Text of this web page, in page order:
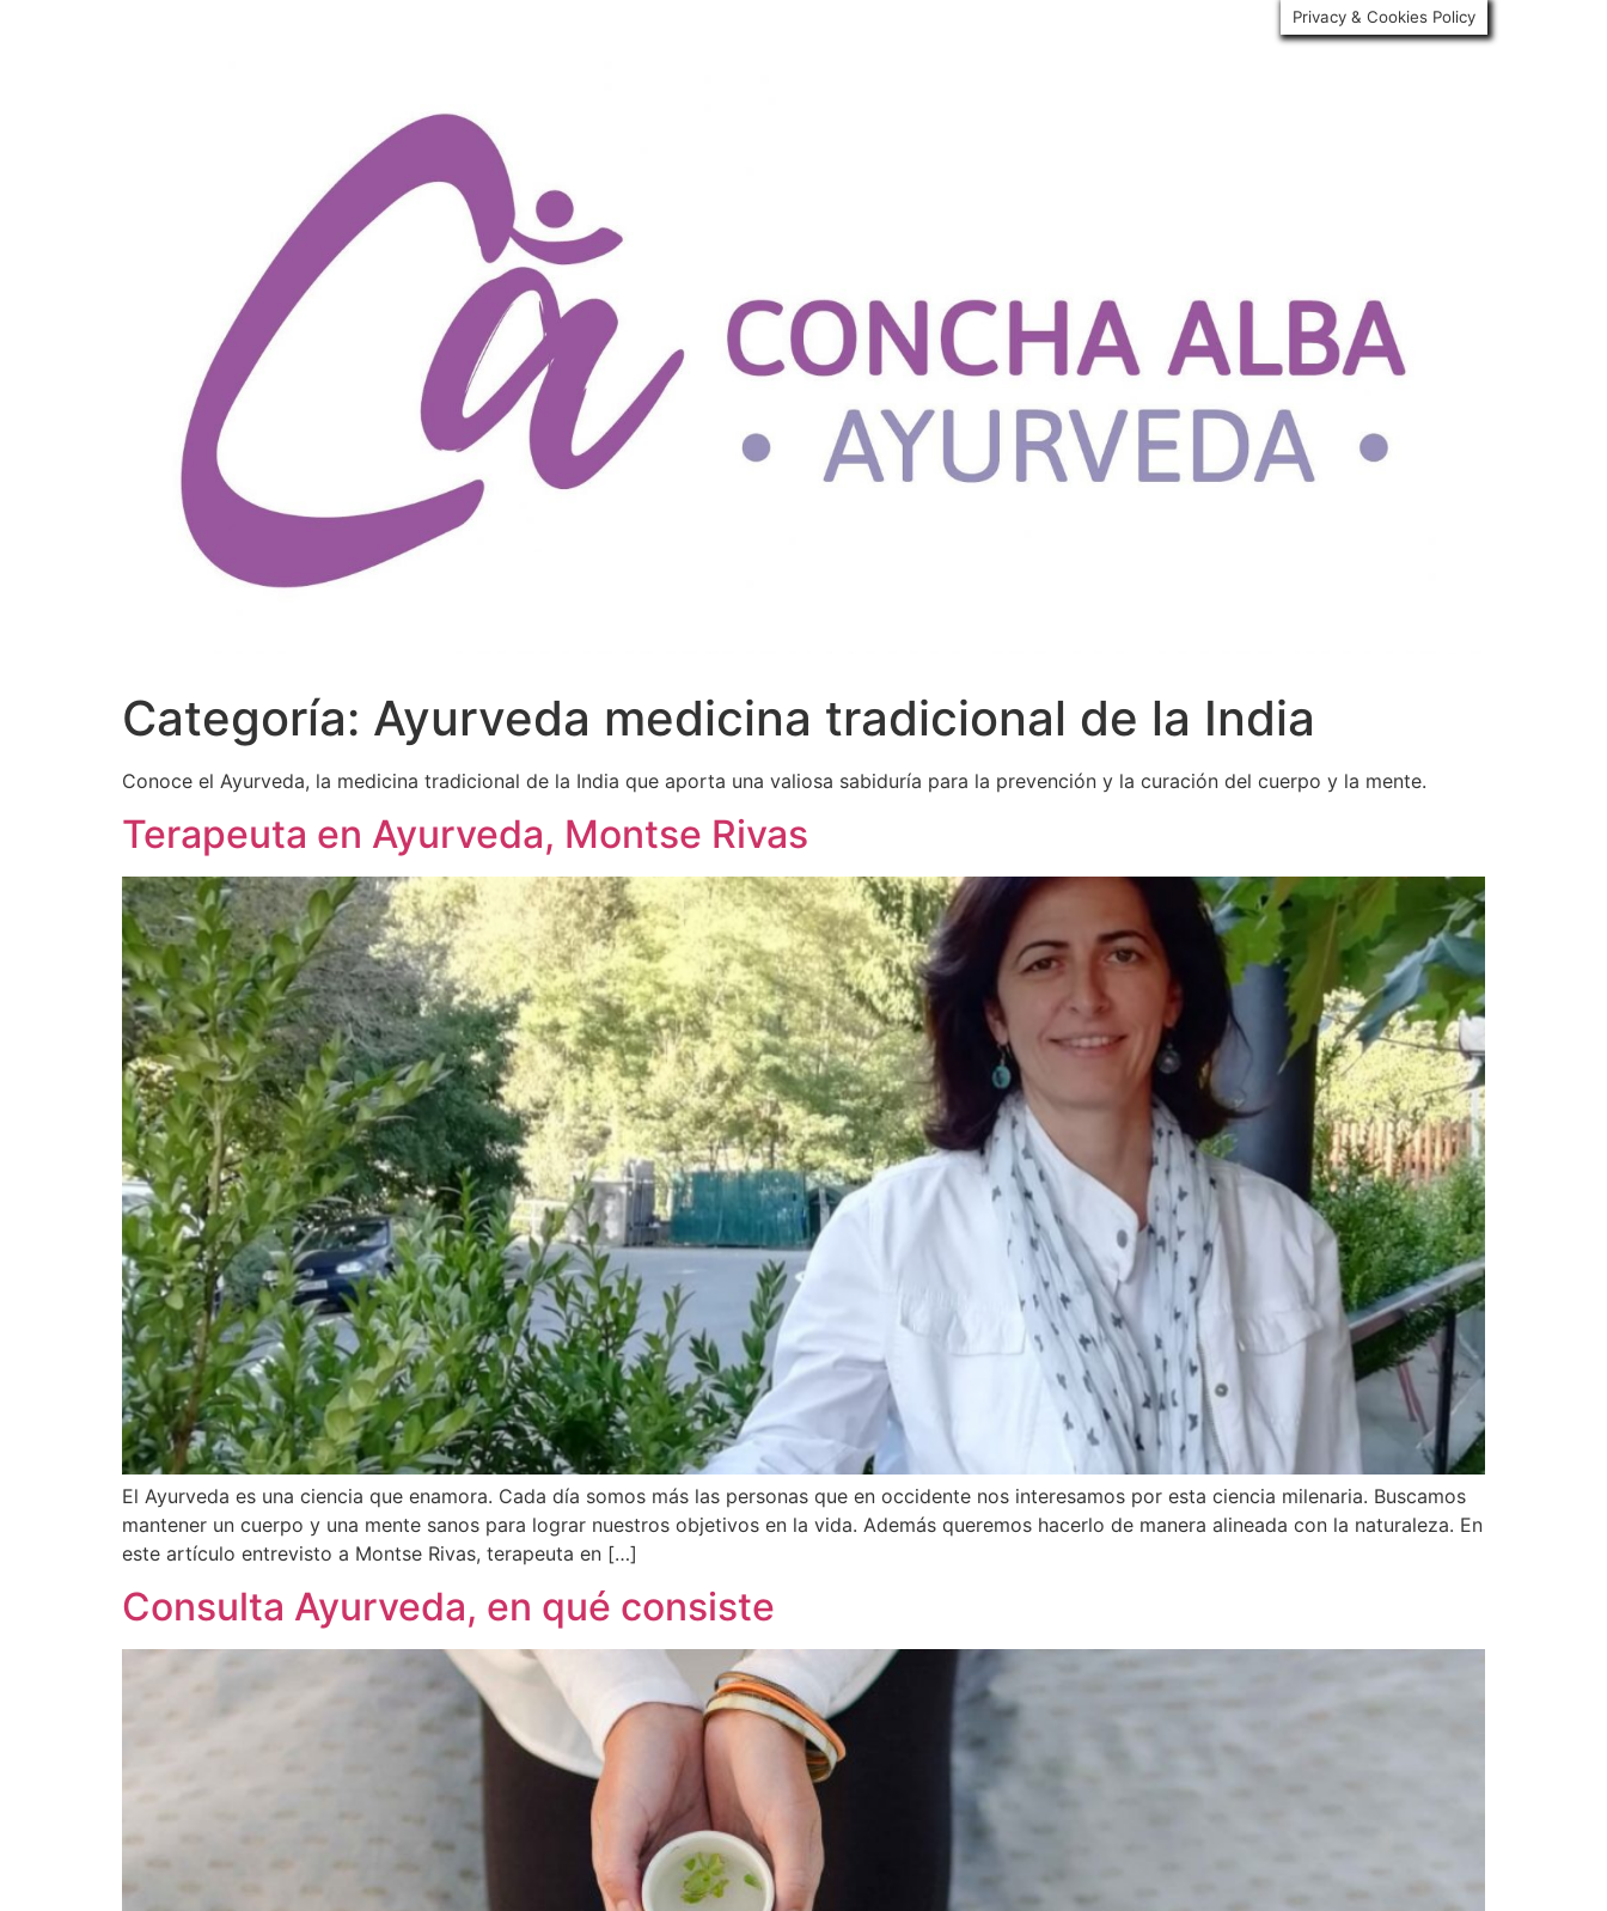
Categoría: Ayurveda medicina tradicional de la India
Conoce el Ayurveda, la medicina tradicional de la India que aporta una valiosa sabiduría para la prevención y la curación del cuerpo y la mente.
Terapeuta en Ayurveda, Montse Rivas
El Ayurveda es una ciencia que enamora. Cada día somos más las personas que en occidente nos interesamos por esta ciencia milenaria. Buscamos
mantener un cuerpo y una mente sanos para lograr nuestros objetivos en la vida. Además queremos hacerlo de manera alineada con la naturaleza. En
este artículo entrevisto a Montse Rivas, terapeuta en […]
Consulta Ayurveda, en qué consiste
Privacy & Cookies Policy